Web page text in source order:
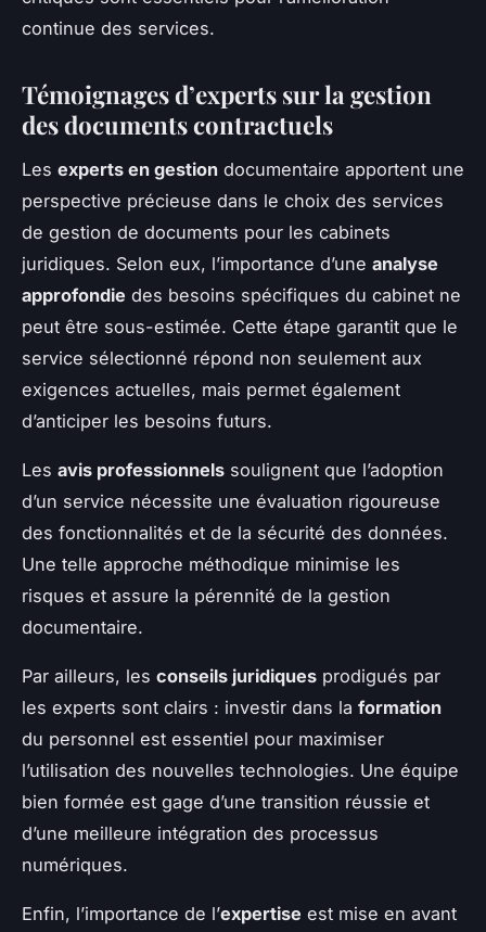
continue des services.
Témoignages d’experts sur la gestion
des documents contractuels
Les experts en gestion documentaire apportent une
perspective précieuse dans le choix des services
de gestion de documents pour les cabinets
juridiques. Selon eux, l’importance d’une analyse
approfondie des besoins spécifiques du cabinet ne
peut être sous-estimée. Cette étape garantit que le
service sélectionné répond non seulement aux
exigences actuelles, mais permet également
d’anticiper les besoins futurs.
Les avis professionnels soulignent que l’adoption
d’un service nécessite une évaluation rigoureuse
des fonctionnalités et de la sécurité des données.
Une telle approche méthodique minimise les
risques et assure la pérennité de la gestion
documentaire.
Par ailleurs, les conseils juridiques prodigués par
les experts sont clairs : investir dans la formation
du personnel est essentiel pour maximiser
l’utilisation des nouvelles technologies. Une équipe
bien formée est gage d’une transition réussie et
d’une meilleure intégration des processus
numériques.
Enfin, l’importance de l’expertise est mise en avant